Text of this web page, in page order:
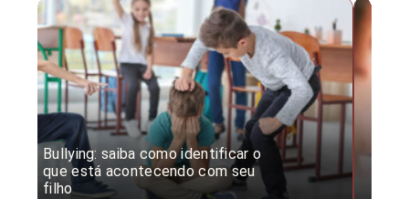
Bullying: saiba como identificar o
que está acontecendo com seu
filho